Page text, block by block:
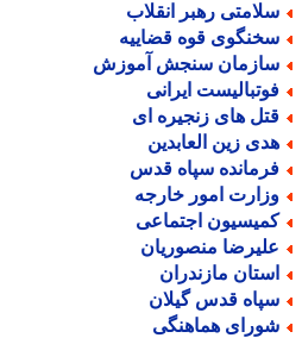
رهبر انقلاب
قوه قضاییه
سنجش آموزش
ایرانی
های زنجیره ای
زین العابدین
سپاه قدس
امور خارجه
اجتماعی
منصوریان
مازندران
قدس گیلان
هماهنگی